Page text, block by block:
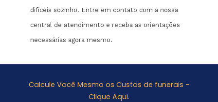
difíceis sozinho. Entre em contato com a nossa
central de atendimento e receba as orientações
necessárias agora mesmo.
Calcule Você Mesmo os Custos de funerais -
Clique Aqui.